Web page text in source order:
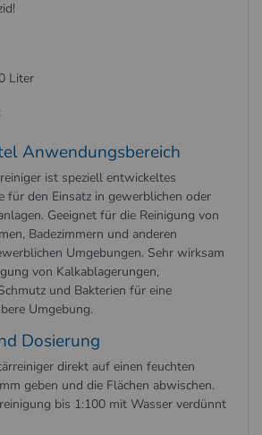
Liter
Anwendungsbereich
ist speziell entwickeltes
für den Einsatz in gewerblichen oder
Geeignet für die Reinigung von
Badezimmern und anderen
Umgebungen. Sehr wirksam
von Kalkablagerungen,
und Bakterien für eine
Umgebung.
Dosierung
direkt auf einen feuchten
geben und die Flächen abwischen.
bis 1:100 mit Wasser verdünnt